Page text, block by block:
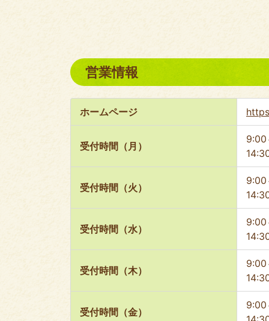
営業情報
ホームページ
受付時間（月）
9:00
受付時間（火）
9:00
受付時間（水）
9:00
受付時間（木）
9:00
受付時間（金）
9:00